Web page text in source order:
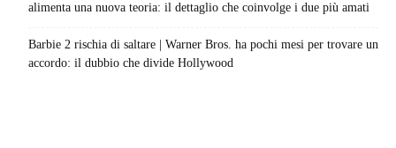
alimenta una nuova teoria: il dettaglio che coinvolge i due più amati
Barbie 2 rischia di saltare | Warner Bros. ha pochi mesi per trovare un
accordo: il dubbio che divide Hollywood